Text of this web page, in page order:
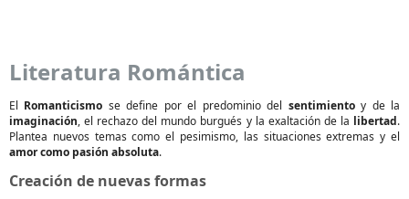
Literatura Romántica
El Romanticismo se define por el predominio del sentimientoy de la
imaginación, el rechazo del mundo burgués y la exaltación de la libertad.
Plantea nuevos temas como el pesimismo, las situaciones extremas y el
amor como pasión absoluta.
Creación de nuevas formas